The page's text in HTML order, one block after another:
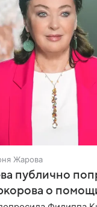
Жарова
публично
о